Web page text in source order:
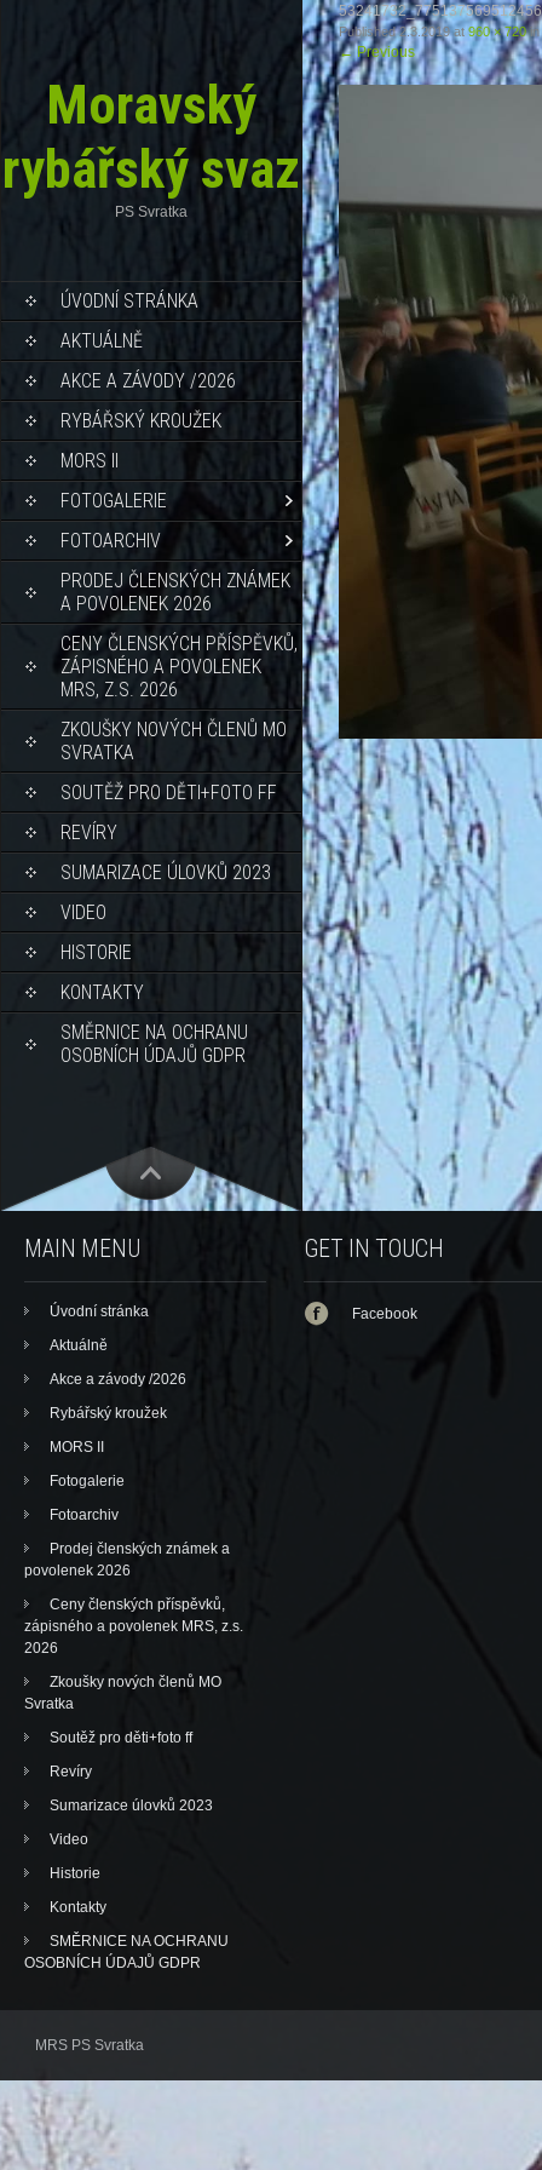
Moravský
rybářský svaz
PS Svratka
ÚVODNÍ STRÁNKA
AKTUÁLNĚ
AKCE A ZÁVODY /2026
RYBÁŘSKÝ KROUŽEK
MORS II
FOTOGALERIE
FOTOARCHIV
PRODEJ ČLENSKÝCH ZNÁMEK
A POVOLENEK 2026
CENY ČLENSKÝCH PŘÍSPĚVKŮ,
ZÁPISNÉHO A POVOLENEK
MRS, Z.S. 2026
ZKOUŠKY NOVÝCH ČLENŮ MO
SVRATKA
SOUTĚŽ PRO DĚTI+FOTO FF
REVÍRY
SUMARIZACE ÚLOVKŮ 2023
VIDEO
HISTORIE
KONTAKTY
SMĚRNICE NA OCHRANU
OSOBNÍCH ÚDAJŮ GDPR
Published2.3.2019at 960 × 720in
←Previous
MAIN MENU
Úvodní stránka
Aktuálně
Akce a závody /2026
Rybářský kroužek
MORS II
Fotogalerie
Fotoarchiv
Prodej členských známek a
povolenek 2026
Ceny členských příspěvků,
zápisného a povolenek MRS, z.s.
2026
Zkoušky nových členů MO
Svratka
Soutěž pro děti+foto ff
Revíry
Sumarizace úlovků 2023
Video
Historie
Kontakty
SMĚRNICE NA OCHRANU
OSOBNÍCH ÚDAJŮ GDPR
GET IN TOUCH
Facebook
MRS PS Svratka